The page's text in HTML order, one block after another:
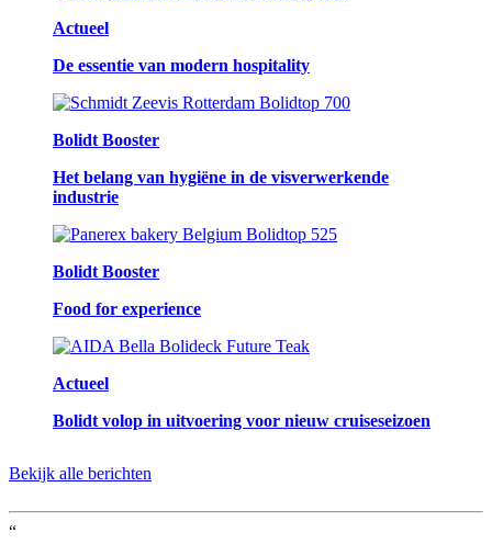
Actueel
De essentie van modern hospitality
Bolidt Booster
Het belang van hygiëne in de visverwerkende
industrie
Bolidt Booster
Food for experience
Actueel
Bolidt volop in uitvoering voor nieuw cruiseseizoen
Bekijk alle berichten
“